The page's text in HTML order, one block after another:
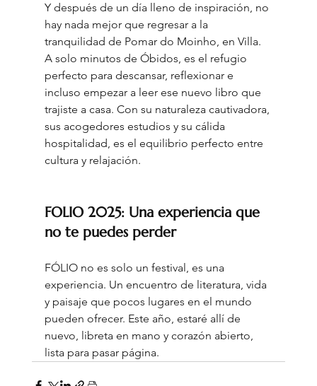
Y después de un día lleno de inspiración, no
hay nada mejor que regresar a la
tranquilidad de Pomar do Moinho, en Villa.
A solo minutos de Óbidos, es el refugio
perfecto para descansar, reflexionar e
incluso empezar a leer ese nuevo libro que
trajiste a casa. Con su naturaleza cautivadora,
sus acogedores estudios y su cálida
hospitalidad, es el equilibrio perfecto entre
cultura y relajación.
FOLIO 2025: Una experiencia que
no te puedes perder
FÓLIO no es solo un festival, es una
experiencia. Un encuentro de literatura, vida
y paisaje que pocos lugares en el mundo
pueden ofrecer. Este año, estaré allí de
nuevo, libreta en mano y corazón abierto,
lista para pasar página.